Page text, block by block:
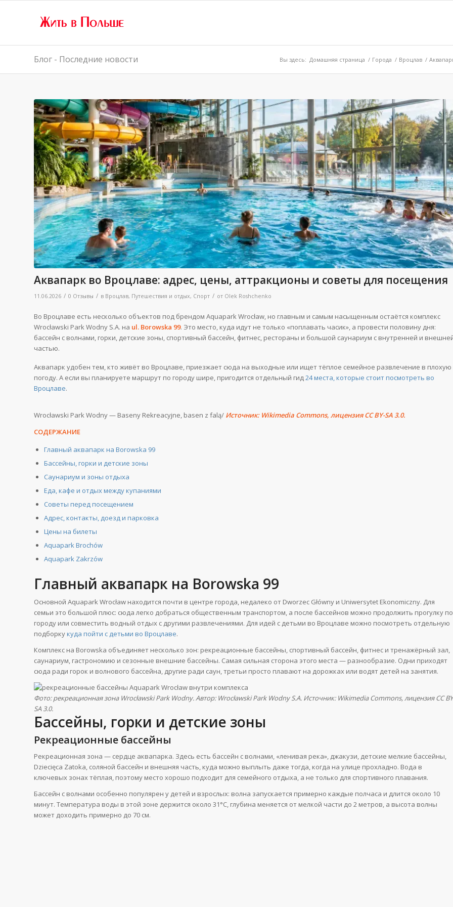
Блог - Последние новости Вы здесь: Домашняя страница / Города / Вроцлав /
Аквапарк во Вроцлаве: адрес, цены, аттракционы и советы для посещения
11.06.2026 / 0 Отзывы / в Вроцлав, Путешествия и отдых, Спорт / от Olek Roshchenko
Во Вроцлаве есть несколько объектов под брендом Aquapark Wrocław, но главным и самым насыщенным остаётся комплекс
Wrocławski Park Wodny S.A. на ul. Borowska 99. Это место, куда идут не только «поплавать часик», а провести половину дня:
бассейн с волнами, горки, детские зоны, спортивный бассейн, фитнес, рестораны и большой саунариум с внутренней и
частью.
Аквапарк удобен тем, кто живёт во Вроцлаве, приезжает сюда на выходные или ищет тёплое семейное развлечение в плохую
погоду. А если вы планируете маршрут по городу шире, пригодится отдельный гид24 места, которые стоит посмотреть во
Вроцлаве.
Wrocławski Park Wodny — Baseny Rekreacyjne, basen z falą/ Источник: Wikimedia Commons, лицензия CC BY-SA 3.0.
СОДЕРЖАНИЕ
Главный аквапарк на Borowska 99
Бассейны, горки и детские зоны
Саунариум и зоны отдыха
Еда, кафе и отдых между купаниями
Советы перед посещением
Адрес, контакты, доезд и парковка
Цены на билеты
Aquapark Brochów
Aquapark Zakrzów
Главный аквапарк на Borowska 99
Основной Aquapark Wrocław находится почти в центре города, недалеко от Dworzec Główny и Uniwersytet Ekonomiczny. Для
семьи это большой плюс: сюда легко добраться общественным транспортом, а после бассейнов можно продолжить прогулку по
городу или совместить водный отдых с другими развлечениями. Для идей с детьми во Вроцлаве можно посмотреть отдельную
подборкукуда пойти с детьми во Вроцлаве.
Комплекс на Borowska объединяет несколько зон: рекреационные бассейны, спортивный бассейн, фитнес и тренажёрный зал,
саунариум, гастрономию и сезонные внешние бассейны. Самая сильная сторона этого места — разнообразие. Одни приходят
сюда ради горок и волнового бассейна, другие ради саун, третьи просто плавают на дорожках или водят детей на занятия.
Фото: рекреационная зона Wrocławski Park Wodny. Автор: Wrocławski Park Wodny S.A. Источник: Wikimedia Commons, лицензия CC
SA 3.0.
Бассейны, горки и детские зоны
Рекреационные бассейны
Рекреационная зона — сердце аквапарка. Здесь есть бассейн с волнами, «ленивая река», джакузи, детские мелкие бассейны,
Dziecięca Zatoka, соляной бассейн и внешняя часть, куда можно выплыть даже тогда, когда на улице прохладно. Вода в
ключевых зонах тёплая, поэтому место хорошо подходит для семейного отдыха, а не только для спортивного плавания.
Бассейн с волнами особенно популярен у детей и взрослых: волна запускается примерно каждые полчаса и длится около 10
минут. Температура воды в этой зоне держится около 31°C, глубина меняется от мелкой части до 2 метров, а высота волны
может доходить примерно до 70 см.